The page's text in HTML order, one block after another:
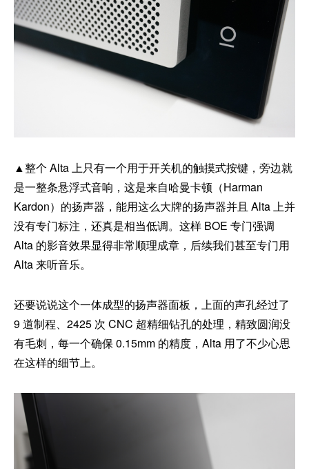
▲整个 Alta 上只有一个用于开关机的触摸式按键，旁边就
是一整条悬浮式音响，这是来自哈曼卡顿（Harman
Kardon）的扬声器，能用这么大牌的扬声器并且 Alta 上并
没有专门标注，还真是相当低调。这样 BOE 专门强调
Alta 的影音效果显得非常顺理成章，后续我们甚至专门用
Alta 来听音乐。
还要说说这个一体成型的扬声器面板，上面的声孔经过了
9 道制程、2425 次 CNC 超精细钻孔的处理，精致圆润没
有毛刺，每一个确保 0.15mm 的精度，Alta 用了不少心思
在这样的细节上。